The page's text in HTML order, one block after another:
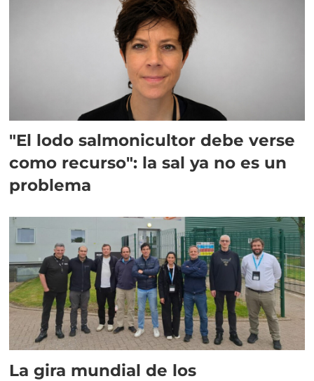
"El lodo salmonicultor debe verse
como recurso": la sal ya no es un
problema
La gira mundial de los